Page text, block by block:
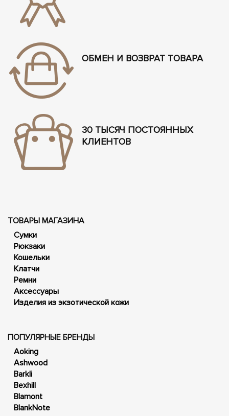
ОБМЕН И ВОЗВРАТ ТОВАРА
30 ТЫСЯЧ ПОСТОЯННЫХ
КЛИЕНТОВ
ТОВАРЫ МАГАЗИНА
Сумки
Рюкзаки
Кошельки
Клатчи
Ремни
Аксессуары
Изделия из экзотической кожи
ПОПУЛЯРНЫЕ БРЕНДЫ
Aoking
Ashwood
Barkli
Bexhill
Blamont
BlankNote